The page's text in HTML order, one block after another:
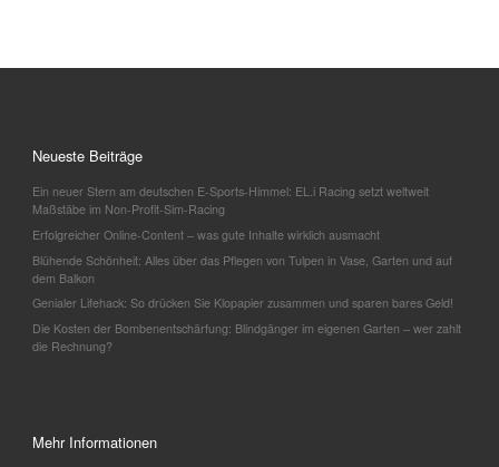
Neueste Beiträge
Ein neuer Stern am deutschen E-Sports-Himmel: EL.i Racing setzt weltweit
Maßstäbe im Non-Profit-Sim-Racing
Erfolgreicher Online-Content – was gute Inhalte wirklich ausmacht
Blühende Schönheit: Alles über das Pflegen von Tulpen in Vase, Garten und auf
dem Balkon
Genialer Lifehack: So drücken Sie Klopapier zusammen und sparen bares Geld!
Die Kosten der Bombenentschärfung: Blindgänger im eigenen Garten – wer zahlt
die Rechnung?
Mehr Informationen